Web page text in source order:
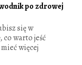
po zdrowej
się w
co warto jeść
więcej